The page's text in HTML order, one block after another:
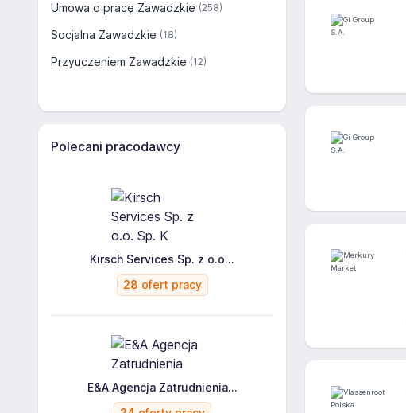
Umowa o pracę Zawadzkie (258)
Socjalna Zawadzkie (18)
Przyuczeniem Zawadzkie (12)
Polecani pracodawcy
Kirsch Services Sp. z o.o...
28 ofert pracy
E&A Agencja Zatrudnienia...